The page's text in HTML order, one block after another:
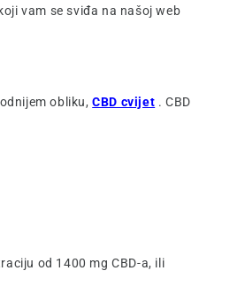
vam se sviđa na našoj web
obliku,CBD cvijet . CBD
od 1400 mg CBD-a, ili